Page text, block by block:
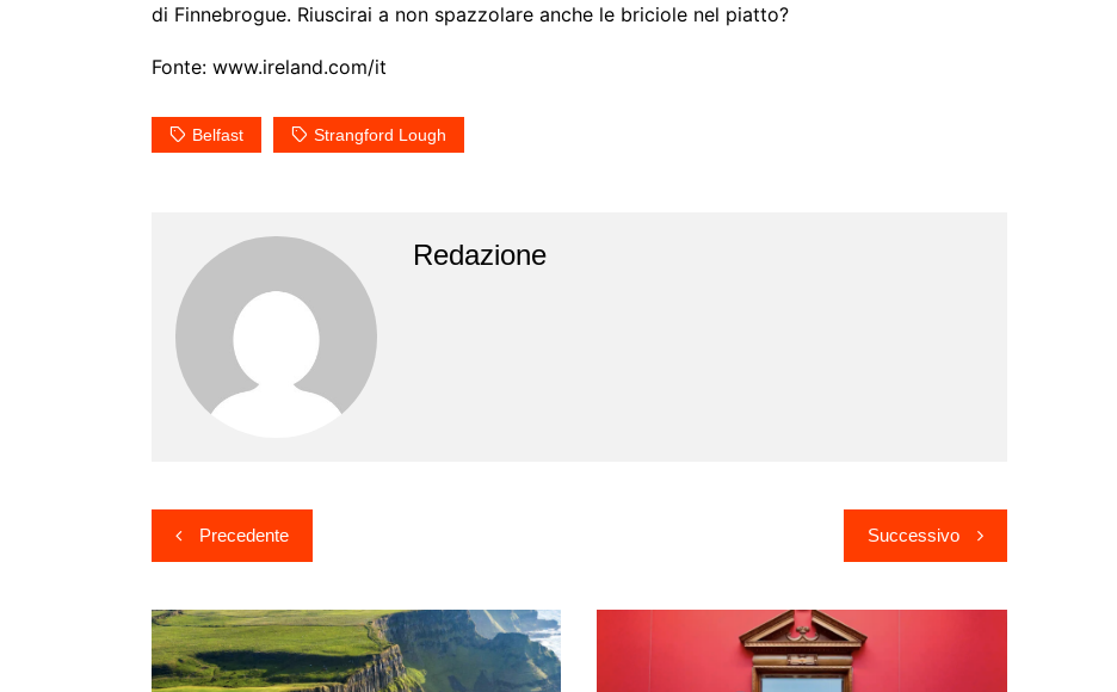
di Finnebrogue. Riuscirai a non spazzolare anche le briciole nel piatto?
Fonte: www.ireland.com/it
Belfast Strangford Lough
Redazione
Navigazione
articoli
Precedente Successivo